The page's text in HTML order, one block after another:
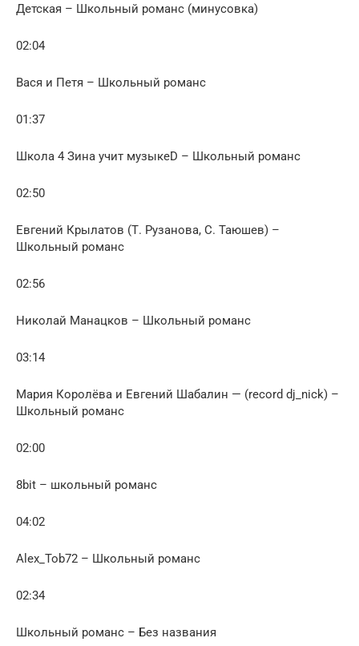
Детская – Школьный романс (минусовка)
02:04
Вася и Петя – Школьный романс
01:37
Школа 4 Зина учит музыкеD – Школьный романс
02:50
Евгений Крылатов (Т. Рузанова, С. Таюшев) –
Школьный романс
02:56
Николай Манацков – Школьный романс
03:14
Мария Королёва и Евгений Шабалин — (record dj_nick) –
Школьный романс
02:00
8bit – школьный романс
04:02
Alex_Tob72 – Школьный романс
02:34
Школьный романс – Без названия